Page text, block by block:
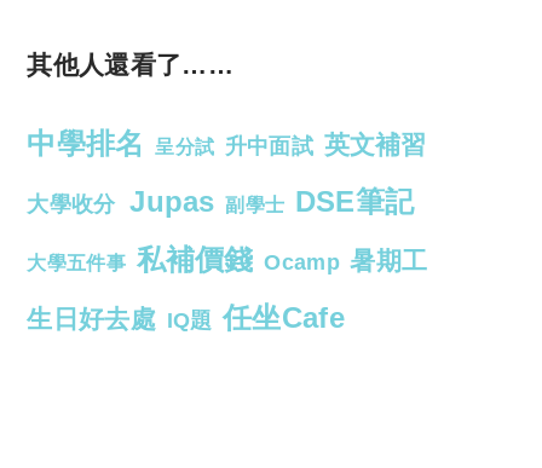
其他人還看了……
中學排名 呈分試 升中面試 英文補習
大學收分 Jupas 副學士 DSE筆記
大學五件事 私補價錢 Ocamp 暑期工
生日好去處 IQ題 任坐Cafe